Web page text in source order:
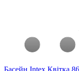
Басейн Intex Квітка